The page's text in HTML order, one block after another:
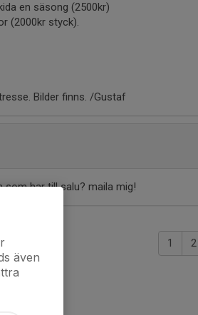
en säsong (2500kr)
(2000kr styck).
Bilder finns. /Gustaf
som har till salu? maila mig!
1 2
även